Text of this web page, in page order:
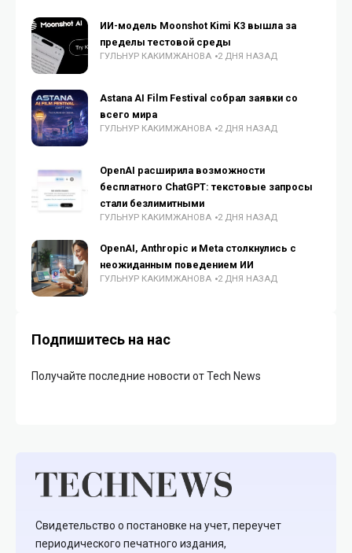
ИИ-модель Moonshot Kimi K3 вышла за
пределы тестовой среды
ГУЛЬНУР КАКИМЖАНОВА 2 ДНЯ НАЗАД
Astana AI Film Festival собрал заявки со
всего мира
ГУЛЬНУР КАКИМЖАНОВА 2 ДНЯ НАЗАД
OpenAI расширила возможности
бесплатного ChatGPT: текстовые запросы
стали безлимитными
ГУЛЬНУР КАКИМЖАНОВА 2 ДНЯ НАЗАД
OpenAI, Anthropic и Meta столкнулись с
неожиданным поведением ИИ
ГУЛЬНУР КАКИМЖАНОВА 2 ДНЯ НАЗАД
Подпишитесь на нас
Получайте последние новости от Tech News
Свидетельство о постановке на учет, переучет
периодического печатного издания,